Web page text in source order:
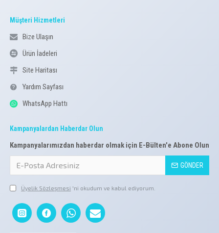
Müşteri Hizmetleri
Bize Ulaşın
Ürün İadeleri
Site Haritası
Yardım Sayfası
WhatsApp Hattı
Kampanyalardan Haberdar Olun
Kampanyalarımızdan haberdar olmak için E-Bülten'e Abone Olun
GÖNDER
Üyelik Sözleşmesi 'ni okudum ve kabul ediyorum.